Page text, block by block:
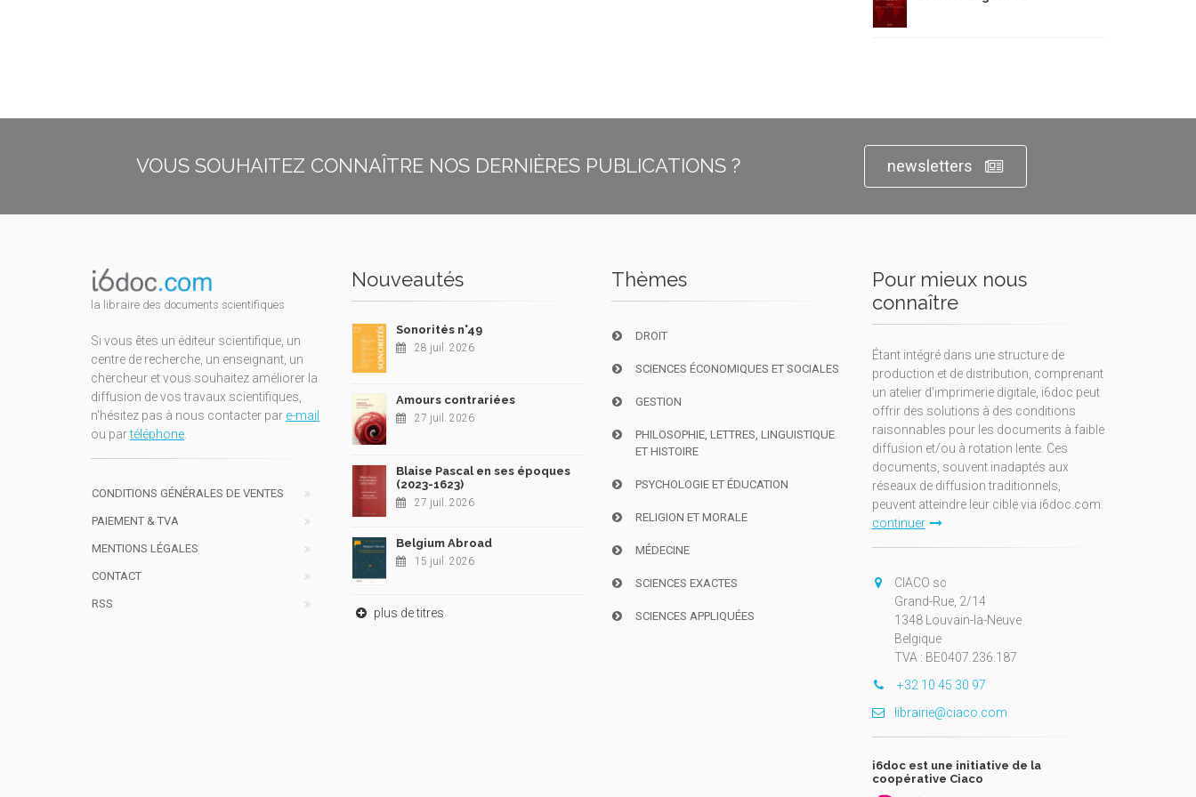
VOUS SOUHAITEZ CONNAÎTRE NOS DERNIÈRES PUBLICATIONS ? newsletters
la libraire des documents scientifiques
Si vous êtes un éditeur scientifique, un
centre de recherche, un enseignant, un
chercheur et vous souhaitez améliorer la
diffusion de vos travaux scientifiques,
n'hésitez pas à nous contacter par e-mail
ou partéléphone
CONDITIONS GÉNÉRALES DE VENTES
PAIEMENT & TVA
MENTIONS LÉGALES
CONTACT
RSS
Nouveautés
Sonorités n°49
28 juil. 2026
Amours contrariées
27 juil. 2026
Blaise Pascal en ses époques
(2023-1623)
27 juil. 2026
Belgium Abroad
15 juil. 2026
plus de titres
Thèmes
DROIT
SCIENCES ÉCONOMIQUES ET SOCIALES
GESTION
PHILOSOPHIE, LETTRES, LINGUISTIQUE
ET HISTOIRE
PSYCHOLOGIE ET ÉDUCATION
RELIGION ET MORALE
MÉDECINE
SCIENCES EXACTES
SCIENCES APPLIQUÉES
Pour mieux nous
connaître
Étant intégré dans une structure de
production et de distribution, comprenant
un atelier d'imprimerie digitale, i6doc peut
offrir des solutions à des conditions
raisonnables pour les documents à faible
diffusion et/ou à rotation lente. Ces
documents, souvent inadaptés aux
réseaux de diffusion traditionnels,
peuvent atteindre leur cible via i6doc.com.
continuer
CIACO sc
Grand-Rue, 2/14
1348 Louvain-la-Neuve
Belgique
TVA : BE0407.236.187
+32 10 45 30 97
librairie@ciaco.com
i6doc est une initiative de la
coopérative Ciaco